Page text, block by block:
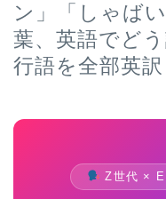
ン」「しゃば
葉、英語でど
行語を全部英
Z世代 ×